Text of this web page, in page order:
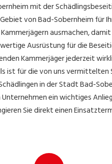
mit der
von Bad-Sobernheim für
ausmachen,
Ausrüstung für die
Kammerjäger jederzeit
ist für die von uns vermittelten
in der Stadt Bad-
ein wichtiges
Sie direkt einen